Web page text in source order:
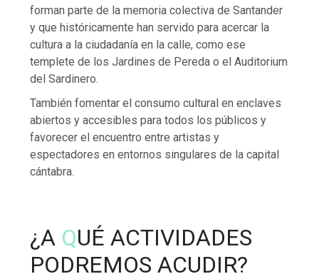
forman parte de la memoria colectiva de Santander
y que históricamente han servido para acercar la
cultura a la ciudadanía en la calle, como ese
templete de los Jardines de Pereda o el Auditorium
del Sardinero.
También fomentar el consumo cultural en enclaves
abiertos y accesibles para todos los públicos y
favorecer el encuentro entre artistas y
espectadores en entornos singulares de la capital
cántabra.
¿A QUÉ ACTIVIDADES
PODREMOS ACUDIR?